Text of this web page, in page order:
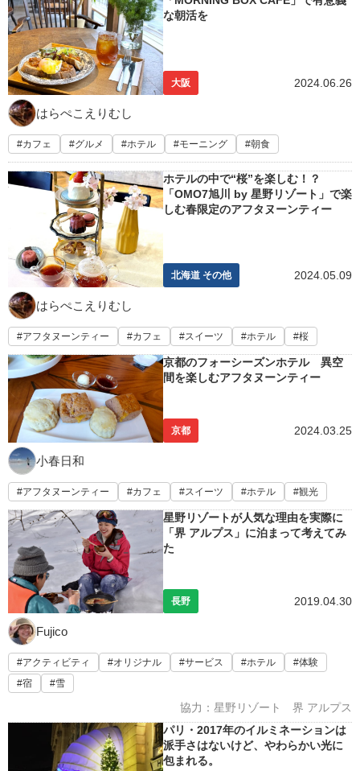
な朝活を
大阪 2024.06.26
はらぺこえりむし
カフェ グルメ ホテル モーニング 朝食
ホテルの中で“桜”を楽しむ！？
「OMO7旭川 by 星野リゾート」で楽
しむ春限定のアフタヌーンティー
北海道 その他 2024.05.09
はらぺこえりむし
アフタヌーンティー カフェ スイーツ ホテル 桜
京都のフォーシーズンホテル 異空
間を楽しむアフタヌーンティー
京都 2024.03.25
小春日和
アフタヌーンティー カフェ スイーツ ホテル 観光
星野リゾートが人気な理由を実際に
「界 アルプス」に泊まって考えてみ
た
長野 2019.04.30
Fujico
アクティビティ オリジナル サービス ホテル
体験
宿
雪
協力：星野リゾート 界 アルプス
パリ・2017年のイルミネーションは
派手さはないけど、やわらかい光に
包まれる。